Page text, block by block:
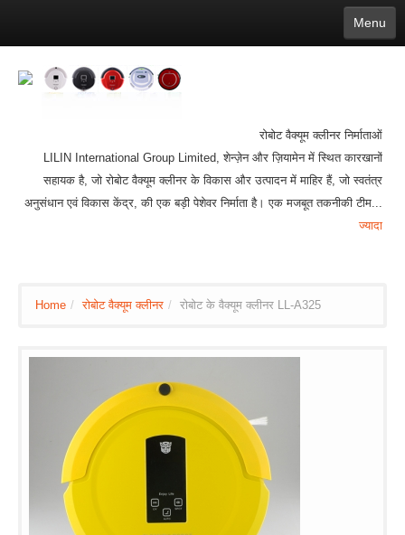
Menu
Deutsch
Português 日本語
bāṅlā
Norsk
Türkçe
Ўзбек тили
india
Tiếng Việt
íslenska
Estonia Bulgarian Ukrainian Slovenčina
रोबोट वैक्यूम क्लीनर निर्माताओं
LILIN International Group Limited, शेन्ज़ेन और ज़ियामेन में स्थित कारखानों
सहायक है, जो रोबोट वैक्यूम क्लीनर के विकास और उत्पादन में माहिर हैं, जो स्वतंत्र
अनुसंधान एवं विकास केंद्र, की एक बड़ी पेशेवर निर्माता है। एक मजबूत तकनीकी टीम...
ज्यादा
Home / रोबोट वैक्यूम क्लीनर / रोबोट के वैक्यूम क्लीनर LL-A325